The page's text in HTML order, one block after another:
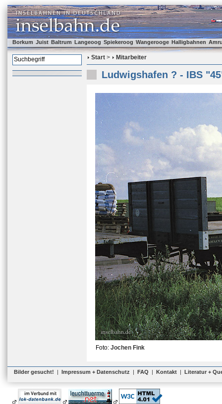
Borkum Juist Baltrum Langeoog Spiekeroog Wangerooge Halligbahnen
Start > Mitarbeiter
Ludwigshafen ? - IBS
Foto: Jochen Fink
Bilder gesucht! | Impressum + Datenschutz | FAQ | Kontakt | Literatur +